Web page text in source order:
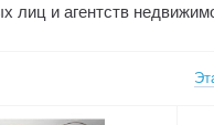
лиц и агентств